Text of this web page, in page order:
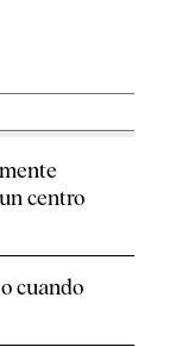
centro
cuando